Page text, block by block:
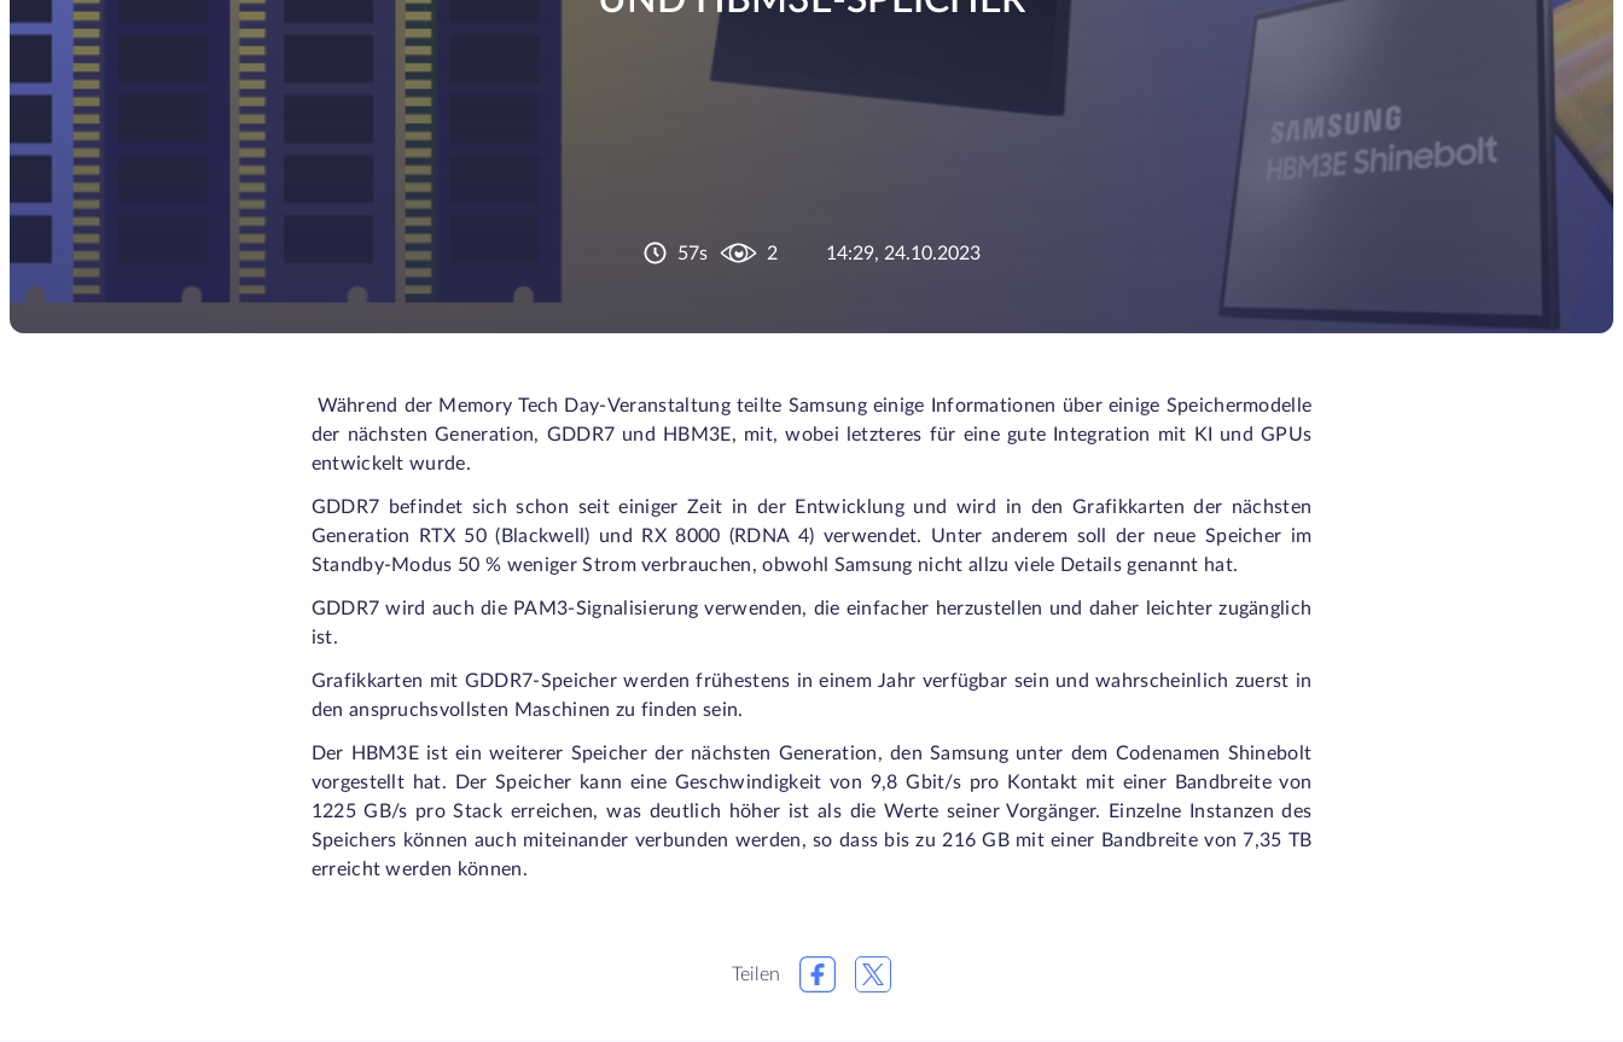
57s 2 14:29, 24.10.2023
Während der Memory Tech Day-Veranstaltung teilte Samsung einige Informationen über einige Speichermodelle
der nächsten Generation, GDDR7 und HBM3E, mit, wobei letzteres für eine gute Integration mit KI und GPUs
entwickelt wurde.
GDDR7 befindet sich schon seit einiger Zeit in der Entwicklung und wird in den Grafikkarten der nächsten
Generation RTX 50 (Blackwell) und RX 8000 (RDNA 4) verwendet. Unter anderem soll der neue Speicher im
Standby-Modus 50 % weniger Strom verbrauchen, obwohl Samsung nicht allzu viele Details genannt hat.
GDDR7 wird auch die PAM3-Signalisierung verwenden, die einfacher herzustellen und daher leichter zugänglich
ist.
Grafikkarten mit GDDR7-Speicher werden frühestens in einem Jahr verfügbar sein und wahrscheinlich zuerst in
den anspruchsvollsten Maschinen zu finden sein.
Der HBM3E ist ein weiterer Speicher der nächsten Generation, den Samsung unter dem Codenamen Shinebolt
vorgestellt hat. Der Speicher kann eine Geschwindigkeit von 9,8 Gbit/s pro Kontakt mit einer Bandbreite von
1225 GB/s pro Stack erreichen, was deutlich höher ist als die Werte seiner Vorgänger. Einzelne Instanzen des
Speichers können auch miteinander verbunden werden, so dass bis zu 216 GB mit einer Bandbreite von 7,35 TB
erreicht werden können.
Teilen